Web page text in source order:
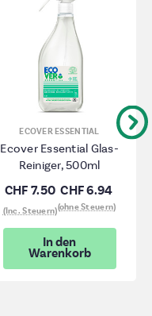
ECOVER ESSENTIAL
Ecover Essential Glas-
Reiniger, 500ml
CHF 7.50
(Inc. Steuern)
CHF 6.94
(ohne Steuern)
In den
Warenkorb